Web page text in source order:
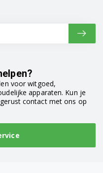
voor witgoed,
apparaten. Kun je
contact met ons op